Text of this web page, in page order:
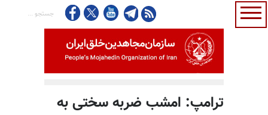
ترامپ: امشب ضربه سختی به